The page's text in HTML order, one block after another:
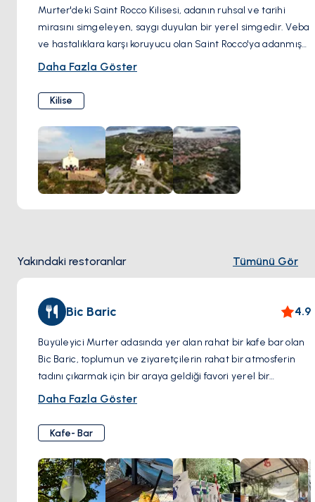
Murter'deki Saint Rocco Kilisesi, adanın ruhsal ve tarihi
mirasını simgeleyen, saygı duyulan bir yerel simgedir. Veba
ve hastalıklara karşı koruyucu olan Saint Rocco'ya adanmış
bu kilise, toplum için umut ve inancın simgesidir. Mimarı,
buluşmaların yankısını taşıyan derin bir güzelliğe sahiptir.
Murter'in kalbinde yer alan kilise, sadece ibadet yeri olarak
hizmet vermekle kalmaz, aynı zamanda çeşitli festivaller
ve kutlamalar sırasında adanın sakinleri için bir araya
gelme noktası olarak da hizmet verir. Büyük bir coşkuyla
kutlanan Saint Rocco'nun bayramı, bölgeyi gelenek ve
inançların canlı bir gösterisiyle bir araya getirerek, yerlileri
ve ziyaretçileri renkli bir etkinlik merkezine dönüştürür.
huzurlu bir sığınak sunar.
Daha Fazla Göster
Kilise
Yakındaki restoranlar Tümünü Gör
Bic Baric 4.9
Büyüleyici Murter adasında yer alan rahat bir kafe bar olan
Bic Baric, toplumun ve ziyaretçilerin rahat bir atmosferin
tadını çıkarmak için bir araya geldiği favori yerel bir
mekandır. Güler yüzlü hizmeti ve davetkâr ortamıyla
ferahlatıcı kokteyllere kadar sıcak ve güneşli günler için
mükemmel olan çeşitli içecekler sunmaktadır. İdeal bir
konuma sahip olan kafe bar, konuklara içkilerinin tadını
çıkarırken Murter'in çarpıcı manzarasını seyretme fırsatı
sunuyor. Burası kahkahaların havayı doldurduğu ve hayatın
Daha Fazla Göster
Kafe- Bar